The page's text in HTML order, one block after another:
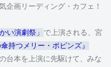
企画リーディング・カフェ！
い演劇祭」 で上演される、宮
持つメリー・ポピンズ』
台本を上演に先駆けて、みな